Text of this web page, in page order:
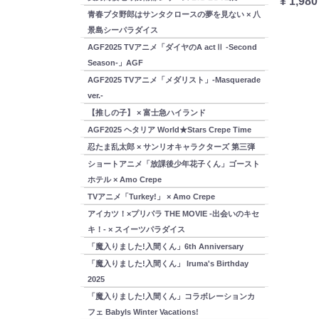
青春ブタ野郎はサンタクロースの夢を見ない × 八
景島シーパラダイス
AGF2025 TVアニメ「ダイヤのA actⅡ -Second
Season-」AGF
AGF2025 TVアニメ「メダリスト」-Masquerade
ver.-
【推しの子】 × 富士急ハイランド
AGF2025 ヘタリア World★Stars Crepe Time
忍たま乱太郎 × サンリオキャラクターズ 第三弾
ショートアニメ「放課後少年花子くん」ゴースト
ホテル × Amo Crepe
TVアニメ「Turkey!」 × Amo Crepe
アイカツ！×プリパラ THE MOVIE -出会いのキセ
キ！- × スイーツパラダイス
「魔入りました!入間くん」6th Anniversary
「魔入りました!入間くん」 Iruma's Birthday
2025
「魔入りました!入間くん」コラボレーションカ
フェ Babyls Winter Vacations!